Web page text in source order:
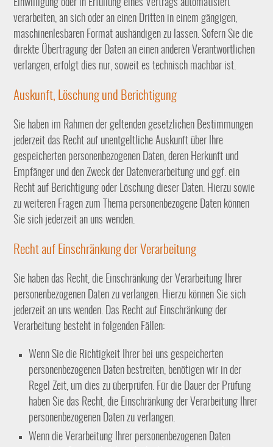
Einwilligung oder in Erfüllung eines Vertrags automatisiert
verarbeiten, an sich oder an einen Dritten in einem gängigen,
maschinenlesbaren Format aushändigen zu lassen. Sofern Sie die
direkte Übertragung der Daten an einen anderen Verantwortlichen
verlangen, erfolgt dies nur, soweit es technisch machbar ist.
Auskunft, Löschung und Berichtigung
Sie haben im Rahmen der geltenden gesetzlichen Bestimmungen
jederzeit das Recht auf unentgeltliche Auskunft über Ihre
gespeicherten personenbezogenen Daten, deren Herkunft und
Empfänger und den Zweck der Datenverarbeitung und ggf. ein
Recht auf Berichtigung oder Löschung dieser Daten. Hierzu sowie
zu weiteren Fragen zum Thema personenbezogene Daten können
Sie sich jederzeit an uns wenden.
Recht auf Einschränkung der Verarbeitung
Sie haben das Recht, die Einschränkung der Verarbeitung Ihrer
personenbezogenen Daten zu verlangen. Hierzu können Sie sich
jederzeit an uns wenden. Das Recht auf Einschränkung der
Verarbeitung besteht in folgenden Fällen:
Wenn Sie die Richtigkeit Ihrer bei uns gespeicherten
personenbezogenen Daten bestreiten, benötigen wir in der
Regel Zeit, um dies zu überprüfen. Für die Dauer der Prüfung
haben Sie das Recht, die Einschränkung der Verarbeitung Ihrer
personenbezogenen Daten zu verlangen.
Wenn die Verarbeitung Ihrer personenbezogenen Daten